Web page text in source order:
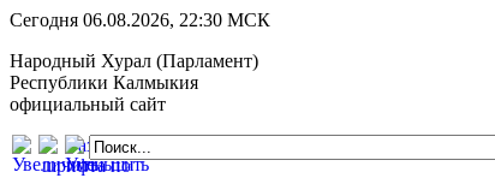
Сегодня 06.08.2026, 22:30 МСК
Народный Хурал (Парламент)
Республики Калмыкия
официальный сайт